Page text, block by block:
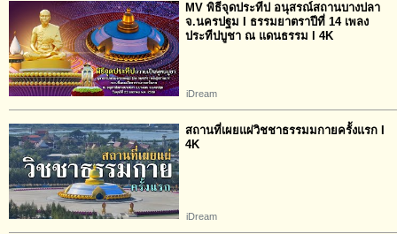
MV พิธีจุดประทีป อนุสรณ์สถานบางปลา
จ.นครปฐม I ธรรมยาตราปีที่ 14 เพลง
ประทีปบูชา ณ แดนธรรม l 4K
iDream
สถานที่เผยแผ่วิชชาธรรมมกายครั้งแรก I
4K
iDream